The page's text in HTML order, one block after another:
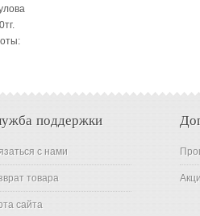
поддержки
с нами
товара
сайта